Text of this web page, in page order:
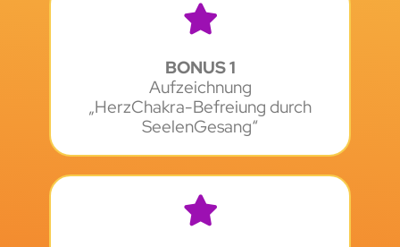
BONUS 1
Aufzeichnung
„HerzChakra-Befreiung durch
SeelenGesang“